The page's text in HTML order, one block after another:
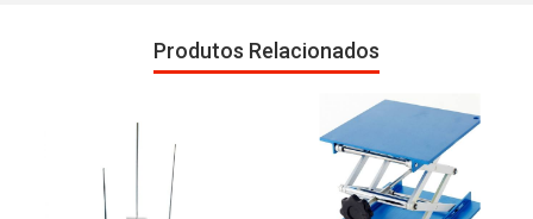
Produtos Relacionados